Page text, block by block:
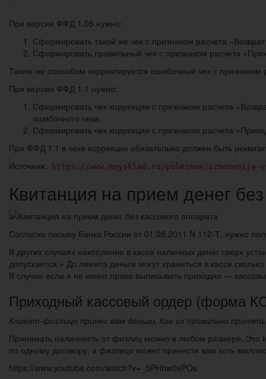
При версии ФФД 1.05 нужно:
Сформировать такой же чек с признаком расчета
Сформировать правильный чек с признаком расчета
Таким же способом корректируется ошибочный чек с признаком
При версии ФФД 1.1 нужно:
Сформировать чек коррекции с признаком расчета
ошибочного чека.
Сформировать чек коррекции с признаком расчета
При ФФД 1.1 в чеке коррекции обязательно должен быть
Источник:
https://www.moysklad.ru/poleznoe/
Квитанция на прием денег
Согласно письму Банка России от 01.08.2011 N 112-Т, нужно
В других случаях накопление в кассе наличных денег сверх
допускается.» До лимита деньги могут храниться в кассе
В случае если я не имею право выписывать приходно —
Приходный кассовый ордер (форма
Клиент-физлицо принес вам деньги. Как их правильно
Принимать наличность от физлиц можно в любом размере. Это
по одному договору, а физлицо может принести вам хоть
https://www.youtube.com/watch?v=_5PHhw0xPOs